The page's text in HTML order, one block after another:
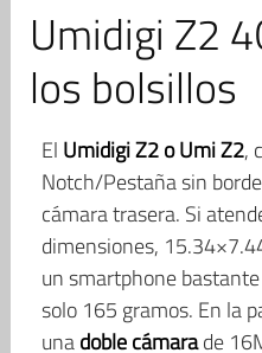
Umidigi Z2
los bolsillos
El Umidigi Z2 o Umi Z2,
Notch/Pestaña sin
cámara trasera. Si
dimensiones,
un smartphone
solo 165 gramos. En la
unadoble cámarade